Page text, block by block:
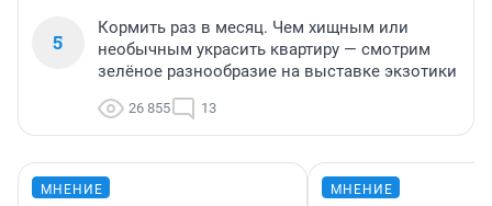
5
Кормить раз в месяц. Чем хищным или
необычным украсить квартиру — смотрим
зелёное разнообразие на выставке экзотики
26 855 13
МНЕНИЕ МНЕНИЕ